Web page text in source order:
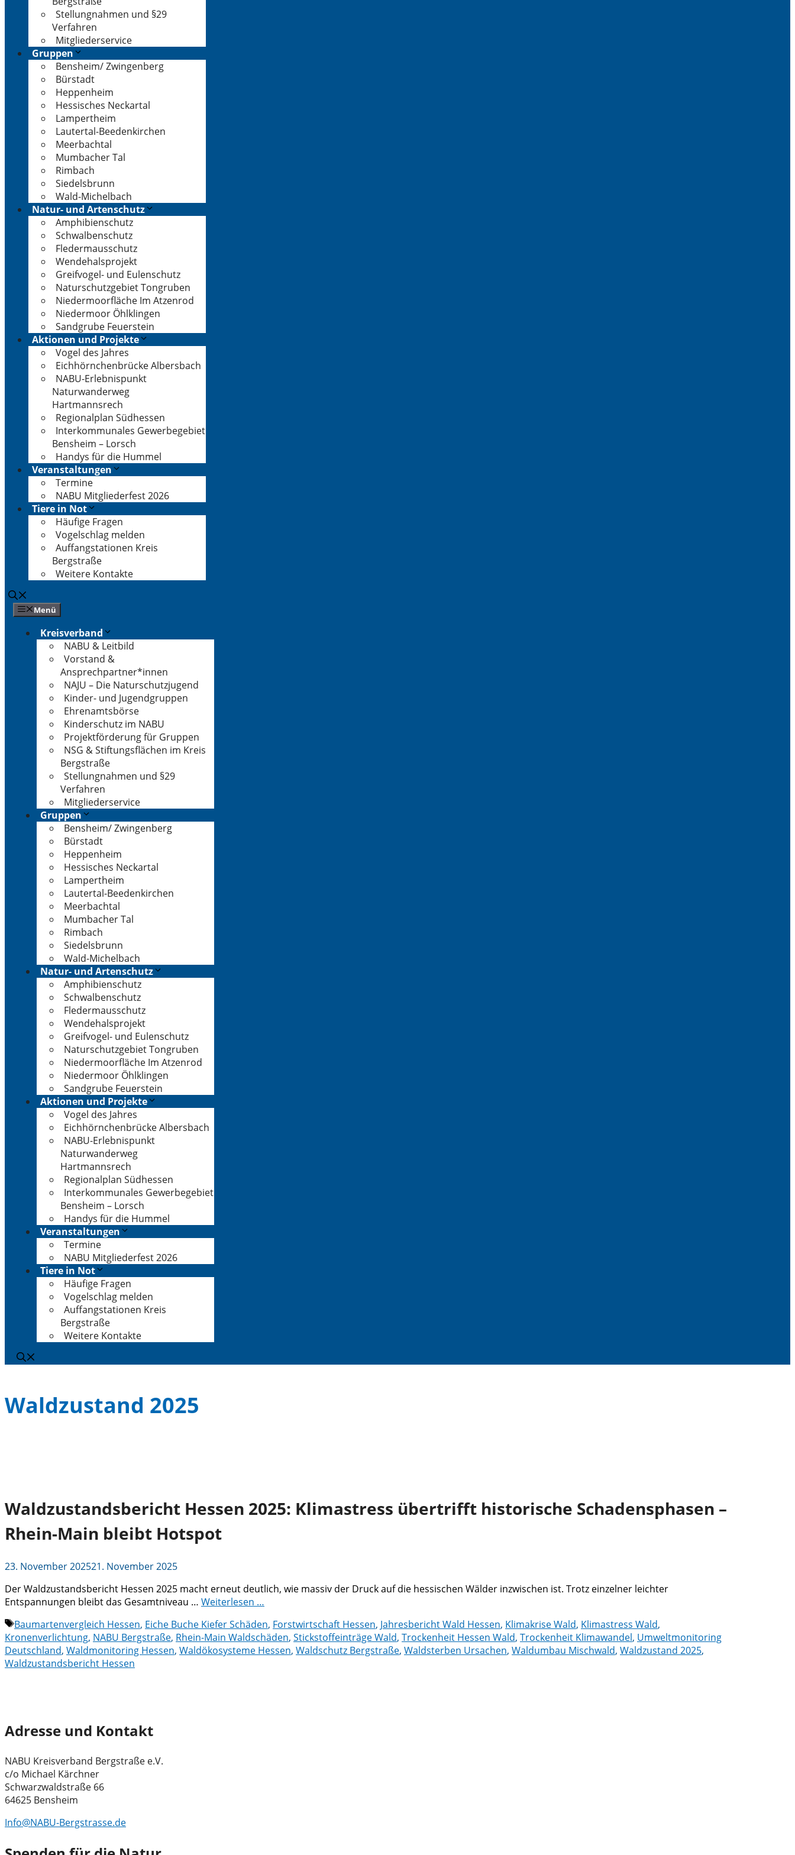
Stellungnahmen und §29
Verfahren
Mitgliederservice
Gruppen
Bensheim/ Zwingenberg
Bürstadt
Heppenheim
Hessisches Neckartal
Lampertheim
Lautertal-Beedenkirchen
Meerbachtal
Mumbacher Tal
Rimbach
Siedelsbrunn
Wald-Michelbach
Natur- und Artenschutz
Amphibienschutz
Schwalbenschutz
Fledermausschutz
Wendehalsprojekt
Greifvogel- und Eulenschutz
Naturschutzgebiet Tongruben
Niedermoorfläche Im Atzenrod
Niedermoor Öhlklingen
Sandgrube Feuerstein
Aktionen und Projekte
Vogel des Jahres
Eichhörnchenbrücke Albersbach
NABU-Erlebnispunkt
Naturwanderweg
Hartmannsrech
Regionalplan Südhessen
Interkommunales Gewerbegebiet
Bensheim – Lorsch
Handys für die Hummel
Veranstaltungen
Termine
NABU Mitgliederfest 2026
Tiere in Not
Häufige Fragen
Vogelschlag melden
Auffangstationen Kreis
Bergstraße
Weitere Kontakte
Menü
Kreisverband
NABU & Leitbild
Vorstand &
Ansprechpartner*innen
NAJU – Die Naturschutzjugend
Kinder- und Jugendgruppen
Ehrenamtsbörse
Kinderschutz im NABU
Projektförderung für Gruppen
NSG & Stiftungsflächen im Kreis
Bergstraße
Stellungnahmen und §29
Verfahren
Mitgliederservice
Gruppen
Bensheim/ Zwingenberg
Bürstadt
Heppenheim
Hessisches Neckartal
Lampertheim
Lautertal-Beedenkirchen
Meerbachtal
Mumbacher Tal
Rimbach
Siedelsbrunn
Wald-Michelbach
Natur- und Artenschutz
Amphibienschutz
Schwalbenschutz
Fledermausschutz
Wendehalsprojekt
Greifvogel- und Eulenschutz
Naturschutzgebiet Tongruben
Niedermoorfläche Im Atzenrod
Niedermoor Öhlklingen
Sandgrube Feuerstein
Aktionen und Projekte
Vogel des Jahres
Eichhörnchenbrücke Albersbach
NABU-Erlebnispunkt
Naturwanderweg
Hartmannsrech
Regionalplan Südhessen
Interkommunales Gewerbegebiet
Bensheim – Lorsch
Handys für die Hummel
Veranstaltungen
Termine
NABU Mitgliederfest 2026
Tiere in Not
Häufige Fragen
Vogelschlag melden
Auffangstationen Kreis
Bergstraße
Weitere Kontakte
Waldzustand 2025
Waldzustandsbericht Hessen 2025: Klimastress übertrifft historische Schadensphasen –
Rhein-Main bleibt Hotspot
23. November 202521. November 2025
Der Waldzustandsbericht Hessen 2025 macht erneut deutlich, wie massiv der Druck auf die hessischen Wälder inzwischen ist. Trotz einzelner leichter
Entspannungen bleibt das Gesamtniveau … Weiterlesen …
Schlagwörter
Baumartenvergleich Hessen, Eiche Buche Kiefer Schäden, Forstwirtschaft Hessen, Jahresbericht Wald Hessen, Klimakrise Wald, Klimastress Wald,
Kronenverlichtung, NABU Bergstraße, Rhein-Main Waldschäden, Stickstoffeinträge Wald, Trockenheit Hessen Wald, Trockenheit Klimawandel, Umweltmonitoring
Deutschland, Waldmonitoring Hessen, Waldökosysteme Hessen, Waldschutz Bergstraße, Waldsterben Ursachen, Waldumbau Mischwald, Waldzustand 2025,
Waldzustandsbericht Hessen
Adresse und Kontakt
NABU Kreisverband Bergstraße e.V.
c/o Michael Kärchner
Schwarzwaldstraße 66
64625 Bensheim
Info@NABU-Bergstrasse.de